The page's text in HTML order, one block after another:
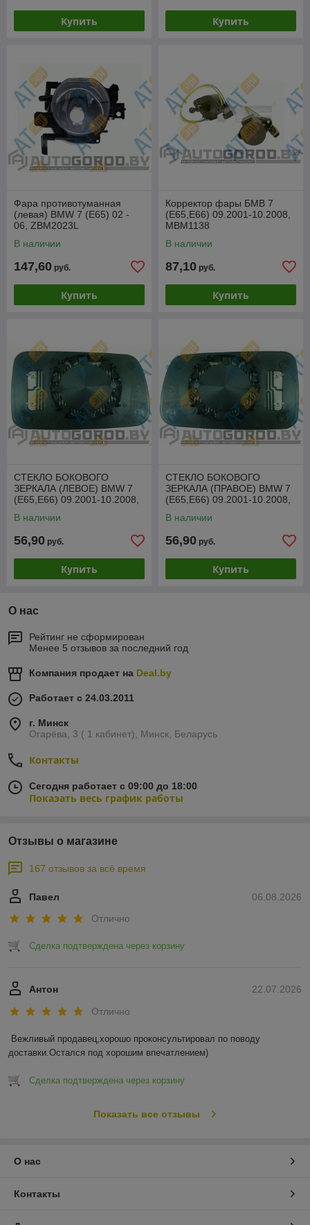
Купить Купить
Фара противотуманная
(левая) BMW 7 (E65) 02 -
06, ZBM2023L
В наличии
147,60 руб.
Купить
Корректор фары БМВ 7
(E65,E66) 09.2001-10.2008,
MBM1138
В наличии
87,10 руб.
Купить
СТЕКЛО БОКОВОГО
ЗЕРКАЛА (ЛЕВОЕ) BMW 7
(E65,E66) 09.2001-10.2008,
В наличии
56,90 руб.
Купить
СТЕКЛО БОКОВОГО
ЗЕРКАЛА (ПРАВОЕ) BMW 7
(E65,E66) 09.2001-10.2008,
В наличии
56,90 руб.
Купить
О нас
Рейтинг не сформирован
Менее 5 отзывов за последний год
Компания продает на Deal.by
Работает с 24.03.2011
г. Минск
Огарёва, 3 ( 1 кабинет), Минск, Беларусь
Контакты
Сегодня работает с 09:00 до 18:00
Показать весь график работы
Отзывы о магазине
167 отзывов за всё время
06.08.2026
Павел
Отлично
Сделка подтверждена через корзину
22.07.2026
Антон
Отлично
Вежливый продавец,хорошо проконсультировал по поводу
доставки.Остался под хорошим впечатлением)
Сделка подтверждена через корзину
Показать все отзывы
О нас
Контакты